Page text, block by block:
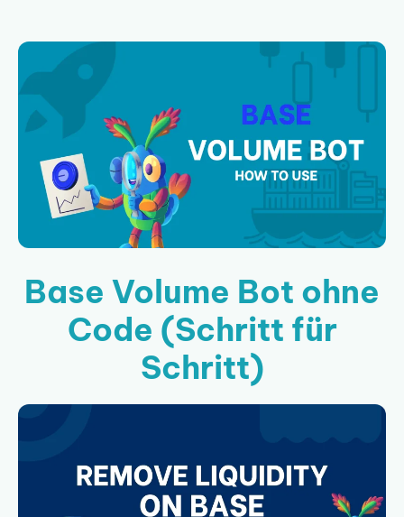
Base Volume Bot ohne
Code (Schritt für
Schritt)